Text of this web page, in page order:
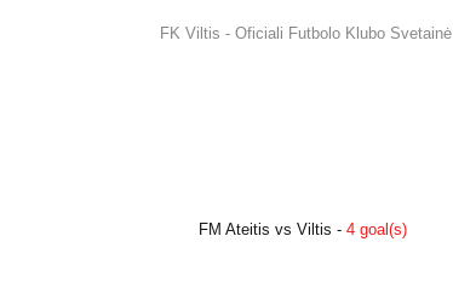
FK Viltis - Oficiali Futbolo Klubo Svetainė
FM Ateitis vs Viltis - 4 goal(s)